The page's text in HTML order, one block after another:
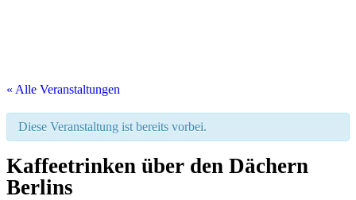
« Alle Veranstaltungen
Diese Veranstaltung ist bereits vorbei.
Kaffeetrinken über den Dächern
Berlins